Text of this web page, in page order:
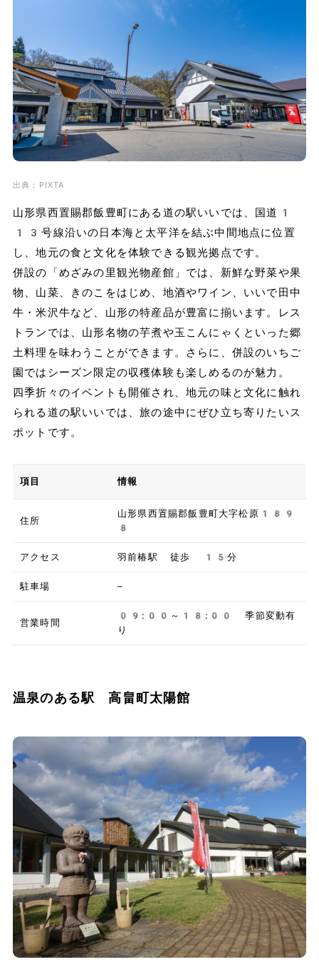
出典；PIXTA
山形県西置賜郡飯豊町にある道の駅いいでは、国道1
13号線沿いの日本海と太平洋を結ぶ中間地点に位置
し、地元の食と文化を体験できる観光拠点です。
併設の「めざみの里観光物産館」では、新鮮な野菜や果
物、山菜、きのこをはじめ、地酒やワイン、いいで田中
牛・米沢牛など、山形の特産品が豊富に揃います。レス
トランでは、山形名物の芋煮や玉こんにゃくといった郷
土料理を味わうことができます。さらに、併設のいちご
園ではシーズン限定の収穫体験も楽しめるのが魅力。
四季折々のイベントも開催され、地元の味と文化に触れ
られる道の駅いいでは、旅の途中にぜひ立ち寄りたいス
ポットです。
項目 情報
住所
山形県西置賜郡飯豊町大字松原189
8
アクセス 羽前椿駅 徒歩 15分
駐車場 –
営業時間
09:00～18:00 季節変動有
り
温泉のある駅 高畠町太陽館